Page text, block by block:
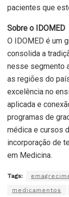
pacientes que
Sobre o IDOMED
O IDOMED é um
consolida a
nesse segmento
as regiões do
excelência no
aplicada e
programas de
médica e cursos
incorporação de
em Medicina.
Tags:
medicamentos